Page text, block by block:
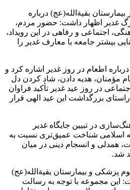
بقیةالله(عج) درباره
غدیر اظهار داشت: حضور مردم،
اجتماعی و رفاهی در این رویداد،
بیشتر جامعه با معارف غدیر را
اطعام در روز غدیر اشاره کرد و
مؤمنان، هدیه دادن، شاد کردن دل
در روز عید غدیر تأکید فراوان
بزرگداشت این عید الهی قرار
در تبیین جایگاه غدیر
اسلامی شناخت عمیق‌تری نسبت به
همدلی و انسجام دینی در میان
شد.
پزشکی و بیمارستان بقیةالله(عج)
این مجموعه با توجه به رسالت